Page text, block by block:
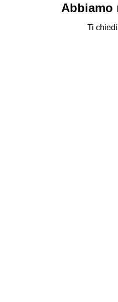
Abbiamo
Ti